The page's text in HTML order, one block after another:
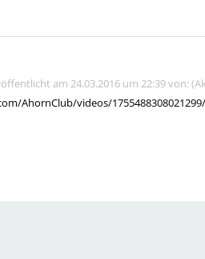
am 24.03.2016 um 22:39 von:
AhornClub/videos/1755488308021299/